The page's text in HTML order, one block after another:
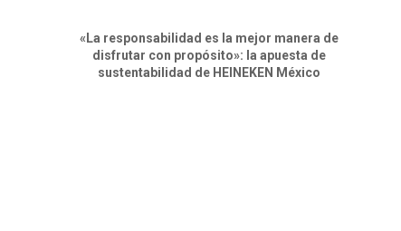
«La responsabilidad es la mejor manera de
disfrutar con propósito»: la apuesta de
sustentabilidad de HEINEKEN México